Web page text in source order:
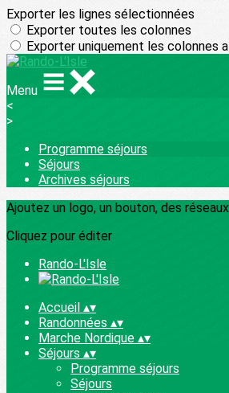
Exporter les lignes sélectionnées
Exporter toutes les colonnes
Exporter uniquement les colonnes
Menu
<
>
Programme séjours
Séjours
Archives séjours
Ajoutez un logo, un bouton, des
Cliquez pour éditer
Rando-L'Isle
Accueil ▴▾
Randonnées ▴▾
Marche Nordique ▴▾
Séjours ▴▾
Programme séjours
Séjours